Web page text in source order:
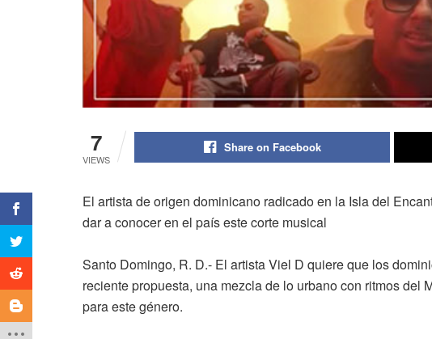
7
VIEWS
Share on Facebook
El artista de origen dominicano radicado en la Isla del
dar a conocer en el país este corte musical
Santo Domingo, R. D.- El artista Viel D quiere que los
reciente propuesta, una mezcla de lo urbano con ritmos del
para este género.